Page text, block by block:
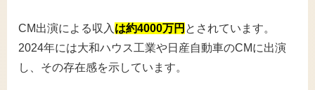
CM出演による収入 は約4000万円 とされています。
2024年には大和ハウス工業や日産自動車のCMに出演
し、その存在感を示しています。